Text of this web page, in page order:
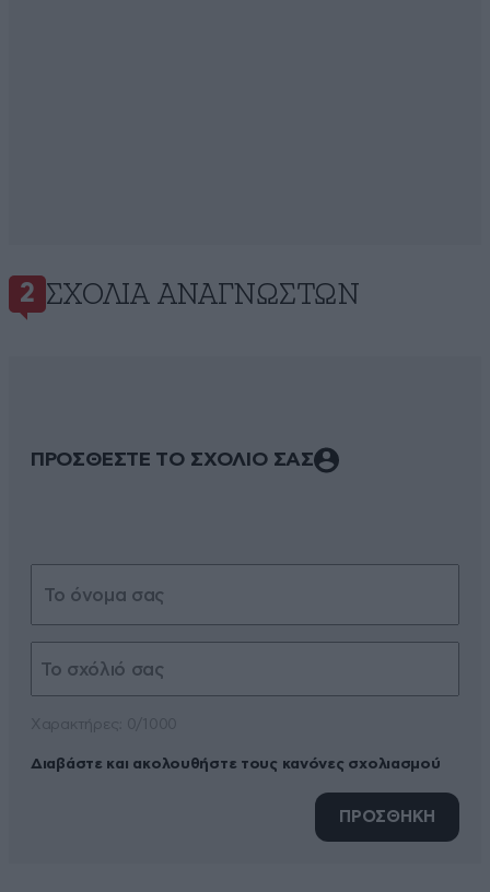
2 ΣΧΌΛΙΑ ΑΝΑΓΝΩΣΤΏΝ
ΠΡΟΣΘΕΣΤΕ ΤΟ ΣΧΟΛΙΟ ΣΑΣ
Διαβάστε και ακολουθήστε τους κανόνες σχολιασμού
ΠΡΟΣΘΗΚΗ